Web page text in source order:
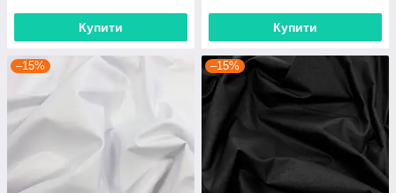
Купити Купити
–15% –15%